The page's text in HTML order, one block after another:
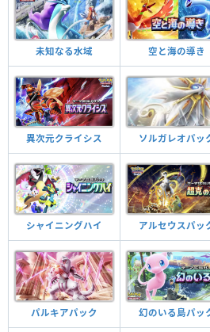
未知なる水域 空と海の導き
異次元クライシス ソルガレオパッ
シャイニングハイ アルセウスパッ
パルキアパック 幻のいる島パッ